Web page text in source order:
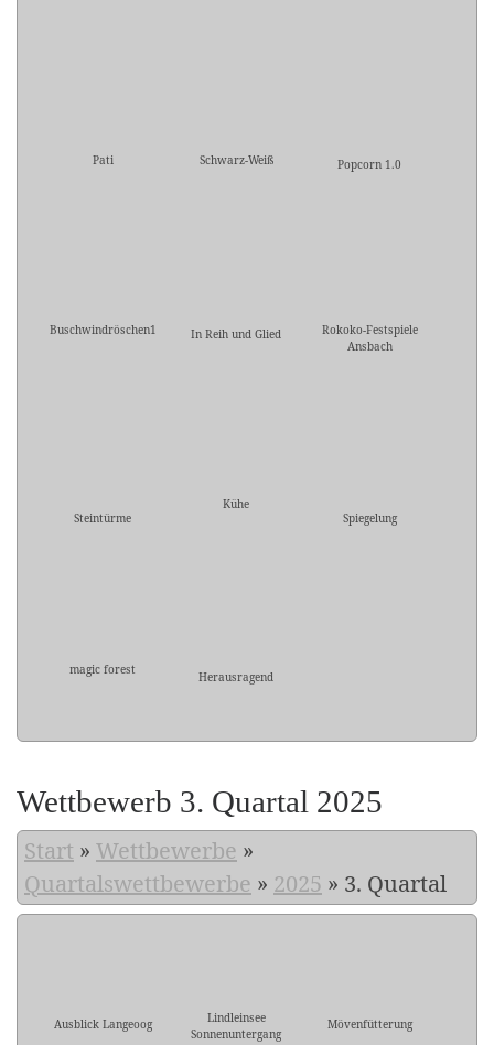
Pati Schwarz-Weiß Popcorn 1.0
Buschwindröschen1 In Reih und Glied
Rokoko-Festspiele
Ansbach
Steintürme
Kühe
Spiegelung
magic forest Herausragend
Wettbewerb 3. Quartal 2025
Start » Wettbewerbe »
Quartalswettbewerbe » 2025 » 3. Quartal
Ausblick Langeoog
Lindleinsee
Sonnenuntergang
Mövenfütterung